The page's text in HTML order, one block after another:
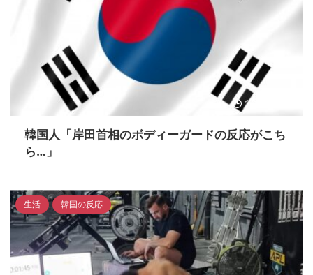
2023/4/16
韓国人「岸田首相のボディーガードの反応がこち
ら…」
生活 韓国の反応